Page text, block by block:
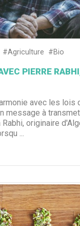
#Agriculture #Bio
PIERRE
avec les lois
message à
Rabhi, originaire
...